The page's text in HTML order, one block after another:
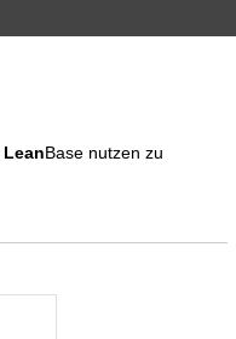
LeanBase nutzen zu